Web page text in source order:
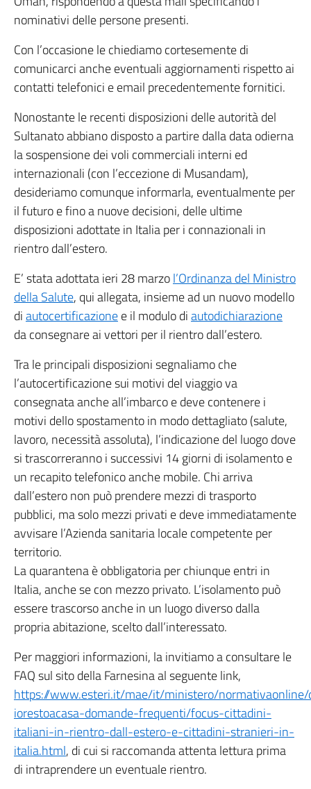
nominativi delle persone presenti.
Con l’occasione le chiediamo cortesemente di
comunicarci anche eventuali aggiornamenti rispetto ai
contatti telefonici e email precedentemente fornitici.
Nonostante le recenti disposizioni delle autorità del
Sultanato abbiano disposto a partire dalla data odierna
la sospensione dei voli commerciali interni ed
internazionali (con l’eccezione di Musandam),
desideriamo comunque informarla, eventualmente per
il futuro e fino a nuove decisioni, delle ultime
disposizioni adottate in Italia per i connazionali in
rientro dall’estero.
E’ stata adottata ieri 28 marzol’Ordinanza del Ministro
della Salute, qui allegata, insieme ad un nuovo modello
diautocertificazionee il modulo diautodichiarazione
da consegnare ai vettori per il rientro dall’estero.
Tra le principali disposizioni segnaliamo che
l’autocertificazione sui motivi del viaggio va
consegnata anche all’imbarco e deve contenere i
motivi dello spostamento in modo dettagliato (salute,
lavoro, necessità assoluta), l’indicazione del luogo dove
si trascorreranno i successivi 14 giorni di isolamento e
un recapito telefonico anche mobile. Chi arriva
dall’estero non può prendere mezzi di trasporto
pubblici, ma solo mezzi privati e deve immediatamente
avvisare l’Azienda sanitaria locale competente per
territorio.
La quarantena è obbligatoria per chiunque entri in
Italia, anche se con mezzo privato. L’isolamento può
essere trascorso anche in un luogo diverso dalla
propria abitazione, scelto dall’interessato.
Per maggiori informazioni, la invitiamo a consultare le
FAQ sul sito della Farnesina al seguente link,
https://www.esteri.it/mae/it/ministero/
iorestoacasa-domande-frequenti/focus-cittadini-
italiani-in-rientro-dall-estero-e-cittadini-stranieri-in-
italia.html, di cui si raccomanda attenta lettura prima
di intraprendere un eventuale rientro.